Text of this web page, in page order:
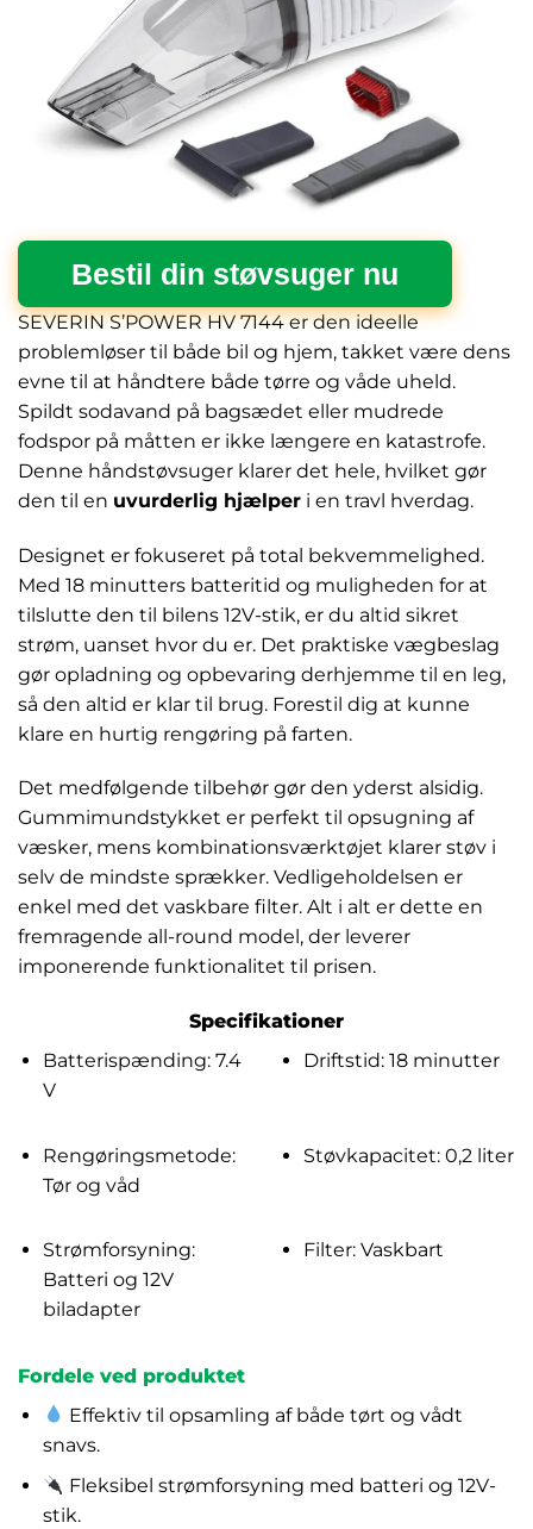
Bestil din støvsuger nu
SEVERIN S’POWER HV 7144 er den ideelle
problemløser til både bil og hjem, takket være dens
evne til at håndtere både tørre og våde uheld.
Spildt sodavand på bagsædet eller mudrede
fodspor på måtten er ikke længere en katastrofe.
Denne håndstøvsuger klarer det hele, hvilket gør
den til en uvurderlig hjælper i en travl hverdag.
Designet er fokuseret på total bekvemmelighed.
Med 18 minutters batteritid og muligheden for at
tilslutte den til bilens 12V-stik, er du altid sikret
strøm, uanset hvor du er. Det praktiske vægbeslag
gør opladning og opbevaring derhjemme til en leg,
så den altid er klar til brug. Forestil dig at kunne
klare en hurtig rengøring på farten.
Det medfølgende tilbehør gør den yderst alsidig.
Gummimundstykket er perfekt til opsugning af
væsker, mens kombinationsværktøjet klarer støv i
selv de mindste sprækker. Vedligeholdelsen er
enkel med det vaskbare filter. Alt i alt er dette en
fremragende all-round model, der leverer
imponerende funktionalitet til prisen.
Specifikationer
Batterispænding: 7.4
V
Driftstid: 18 minutter
Rengøringsmetode:
Tør og våd
Støvkapacitet: 0,2 liter
Strømforsyning:
Batteri og 12V
biladapter
Filter: Vaskbart
Fordele ved produktet
Effektiv til opsamling af både tørt og vådt
snavs.
Fleksibel strømforsyning med batteri og 12V-
stik.